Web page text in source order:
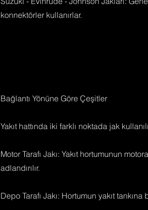
konnektörler kullanırlar.
Bağlantı Yönüne Göre Çeşitler
Yakıt hattında iki farklı noktada jak
Motor Tarafı Jakı: Yakıt hortumunun
adlandırılır.
Depo Tarafı Jakı: Hortumun yakıt tankına